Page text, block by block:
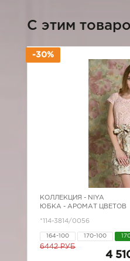
C этим
-30%
КОЛЛЕКЦИЯ - NIYA
ЮБКА - АРОМАТ ЦВЕТОВ
*114-3814/0056
164-100 170-100
6442 РУБ
4